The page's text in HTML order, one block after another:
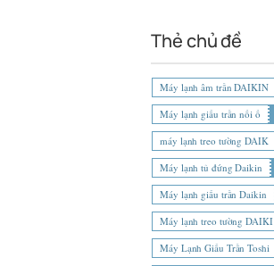
Thẻ chủ đề
Máy lạnh âm trần DAIKIN
Máy lạnh giấu trần nối ố
máy lạnh treo tường DAIK
Máy lạnh tủ đứng Daikin
Máy lạnh giấu trần Daikin
Máy lạnh treo tường DAIKI
Máy Lạnh Giấu Trần Toshi